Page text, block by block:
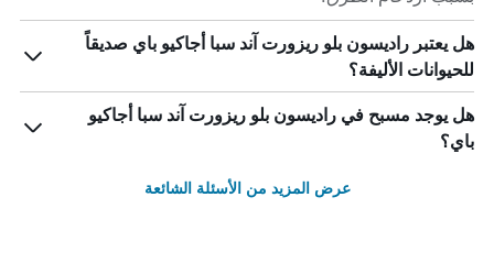
هل يعتبر راديسون بلو ريزورت آند سبا أجاكيو باي صديقاً
للحيوانات الأليفة؟
هل يوجد مسبح في راديسون بلو ريزورت آند سبا أجاكيو
باي؟
عرض المزيد من الأسئلة الشائعة